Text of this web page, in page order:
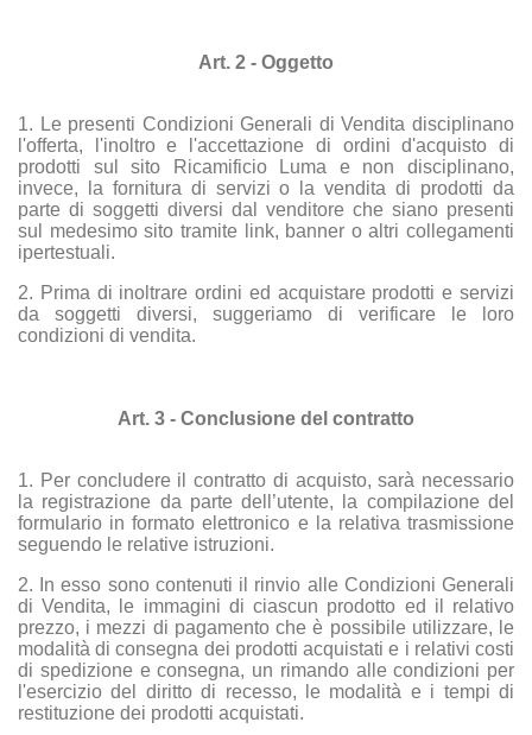
Art. 2 - Oggetto
1. Le presenti Condizioni Generali di Vendita disciplinano
l'offerta, l'inoltro e l'accettazione di ordini d'acquisto di
prodotti sul sito Ricamificio Luma e non disciplinano,
invece, la fornitura di servizi o la vendita di prodotti da
parte di soggetti diversi dal venditore che siano presenti
sul medesimo sito tramite link, banner o altri collegamenti
ipertestuali.
2. Prima di inoltrare ordini ed acquistare prodotti e servizi
da soggetti diversi, suggeriamo di verificare le loro
condizioni di vendita.
Art. 3 - Conclusione del contratto
1. Per concludere il contratto di acquisto, sarà necessario
la registrazione da parte dell’utente, la compilazione del
formulario in formato elettronico e la relativa trasmissione
seguendo le relative istruzioni.
2. In esso sono contenuti il rinvio alle Condizioni Generali
di Vendita, le immagini di ciascun prodotto ed il relativo
prezzo, i mezzi di pagamento che è possibile utilizzare, le
modalità di consegna dei prodotti acquistati e i relativi costi
di spedizione e consegna, un rimando alle condizioni per
l'esercizio del diritto di recesso, le modalità e i tempi di
restituzione dei prodotti acquistati.